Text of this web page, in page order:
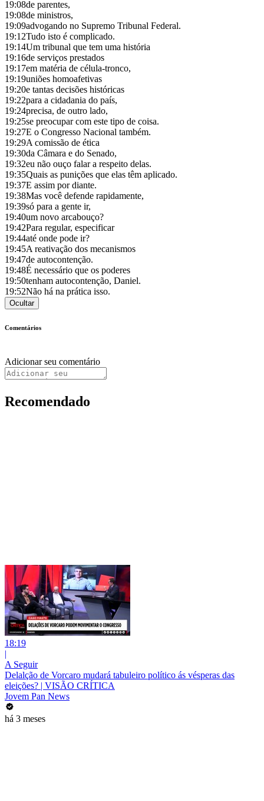
19:08de parentes,
19:08de ministros,
19:09advogando no Supremo Tribunal Federal.
19:12Tudo isto é complicado.
19:14Um tribunal que tem uma história
19:16de serviços prestados
19:17em matéria de célula-tronco,
19:19uniões homoafetivas
19:20e tantas decisões históricas
19:22para a cidadania do país,
19:24precisa, de outro lado,
19:25se preocupar com este tipo de coisa.
19:27E o Congresso Nacional também.
19:29A comissão de ética
19:30da Câmara e do Senado,
19:32eu não ouço falar a respeito delas.
19:35Quais as punições que elas têm aplicado.
19:37E assim por diante.
19:38Mas você defende rapidamente,
19:39só para a gente ir,
19:40um novo arcabouço?
19:42Para regular, especificar
19:44até onde pode ir?
19:45A reativação dos mecanismos
19:47de autocontenção.
19:48É necessário que os poderes
19:50tenham autocontenção, Daniel.
19:52Não há na prática isso.
Ocultar
Comentários
Adicionar seu comentário
Recomendado
18:19
|
A Seguir
Delalção de Vorcaro mudará tabuleiro político ás vésperas das
eleições? | VISÃO CRÍTICA
Jovem Pan News
há 3 meses